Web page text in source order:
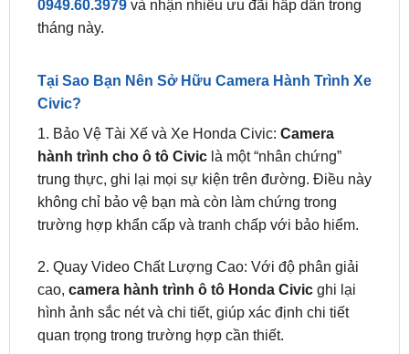
hành trình và nhà cung cấp. Nhưng chúng tôi cam
kết sẽ thường xuyên cập nhật giá chính xác. Để
0949.60.3979 và nhận nhiều ưu đãi hấp dẫn trong
tháng này.
Tại Sao Bạn Nên Sở Hữu Camera Hành Trình Xe
Civic?
1. Bảo Vệ Tài Xế và Xe Honda Civic:Camera
hành trình cho ô tô Civiclà một “nhân chứng”
không chỉ bảo vệ bạn mà còn làm chứng trong
trường hợp khẩn cấp và tranh chấp với bảo hiểm.
2. Quay Video Chất Lượng Cao: Với độ phân giải